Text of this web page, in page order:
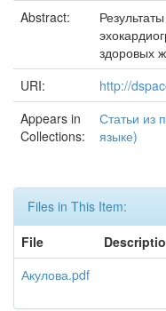
Abstract:
здоровых
URI:
http://
Appears in
Collections:
Статьи из
языке)
Files in This Item:
File
Акулова.pdf